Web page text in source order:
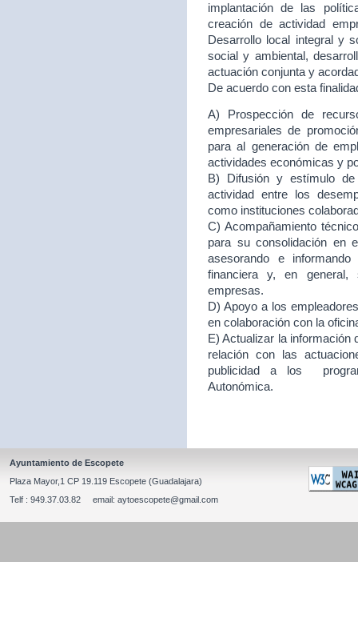
implantación de las
creación de actividad
Desarrollo local integral y
social y ambiental,
actuación conjunta y
De acuerdo con esta
A) Prospección de
empresariales de
para al generación de
actividades económicas y
B) Difusión y estímulo de
actividad entre los
como instituciones
C) Acompañamiento
para su consolidación en
asesorando e
financiera y, en
empresas.
D) Apoyo a los
en colaboración con la
E) Actualizar la información
relación con las
publicidad a los
Autonómica.
Ayuntamiento de Escopete
Plaza Mayor,1 CP 19.119 Escopete (Guadalajara)
Telf : 949.37.03.82 email: aytoescopete@gmail.com